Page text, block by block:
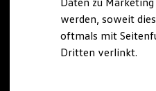
Economy
Volkswagen
Zubehör
werden, soweit
oftmals mit
Dritten verlinkt.